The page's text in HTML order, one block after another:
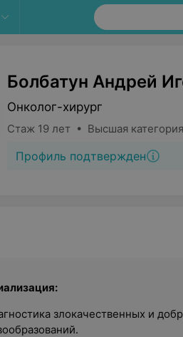
Болбатун Андрей
Онколог-хирург
Стаж 19 лет • Высшая категория
Профиль подтвержден
злокачественных и